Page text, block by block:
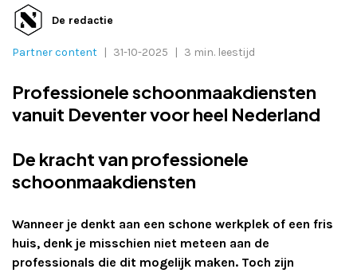
De redactie
Partner content | 31-10-2025 | 3 min. leestijd
Professionele schoonmaakdiensten
vanuit Deventer voor heel Nederland
De kracht van professionele
schoonmaakdiensten
Wanneer je denkt aan een schone werkplek of een fris
huis, denk je misschien niet meteen aan de
professionals die dit mogelijk maken. Toch zijn